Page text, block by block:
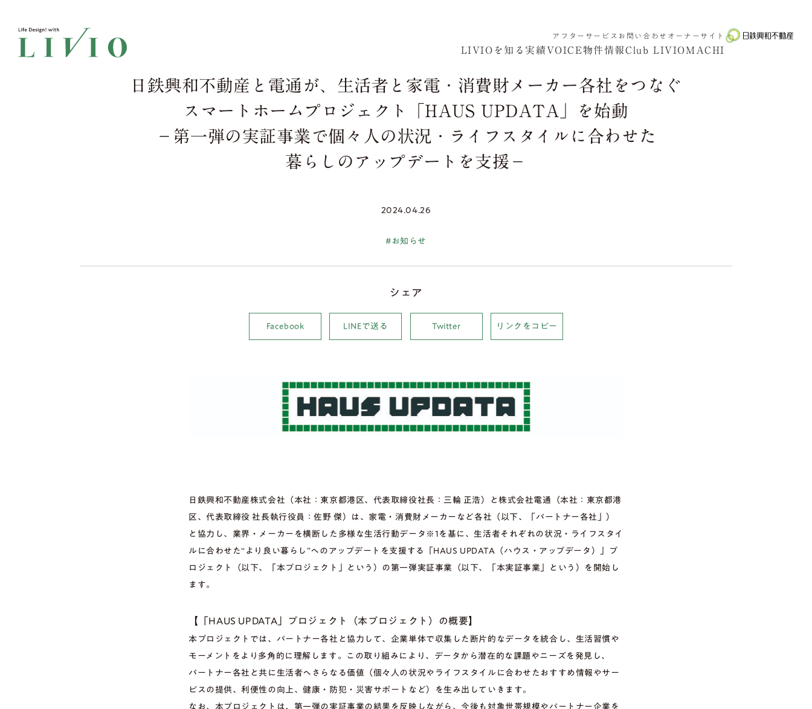
アフターサービス お問い合わせ オーナーサイト
LIVIOを知る 実績VOICE物件情報Club LIVIOMACHI
日鉄興和不動産と電通が、生活者と家電・消費財メーカー各社をつなぐ
スマートホームプロジェクト「HAUS UPDATA」を始動
－第一弾の実証事業で個々人の状況・ライフスタイルに合わせた
暮らしのアップデートを支援－
2024.04.26
#お知らせ
シェア
Facebook LINEで送る Twitter リンクをコピー
日鉄興和不動産株式会社（本社：東京都港区、代表取締役社長：三輪 正浩）と株式会社電通（本社：東京都港
区、代表取締役 社長執行役員：佐野 傑）は、家電・消費財メーカーなど各社（以下、「パートナー各社」）
と協力し、業界・メーカーを横断した多様な生活行動データ※1を基に、生活者それぞれの状況・ライフスタイ
ルに合わせた“より良い暮らし”へのアップデートを支援する「HAUS UPDATA（ハウス・アップデータ）」プ
ロジェクト（以下、「本プロジェクト」という）の第一弾実証事業（以下、「本実証事業」という）を開始し
ます。
【「HAUS UPDATA」プロジェクト（本プロジェクト）の概要】
本プロジェクトでは、パートナー各社と協力して、企業単体で収集した断片的なデータを統合し、生活習慣や
モーメントをより多角的に理解します。この取り組みにより、データから潜在的な課題やニーズを発見し、
パートナー各社と共に生活者へさらなる価値（個々人の状況やライフスタイルに合わせたおすすめ情報やサー
ビスの提供、利便性の向上、健康・防犯・災害サポートなど）を生み出していきます。
なお、本プロジェクトは、第一弾の実証事業の結果を反映しながら、今後も対象世帯規模やパートナー企業を